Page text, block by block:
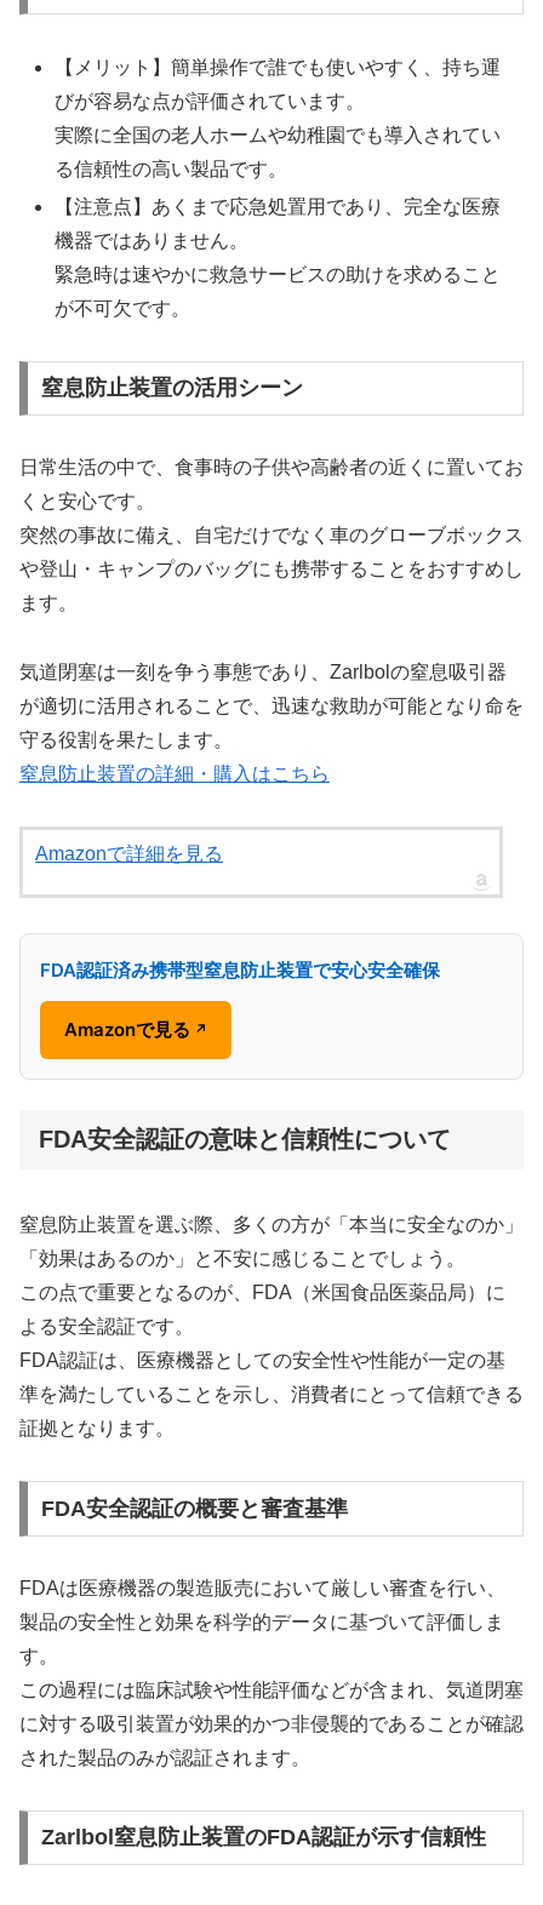
【メリット】簡単操作で誰でも使いやすく、持ち運
びが容易な点が評価されています。
実際に全国の老人ホームや幼稚園でも導入されてい
る信頼性の高い製品です。
【注意点】あくまで応急処置用であり、完全な医療
機器ではありません。
緊急時は速やかに救急サービスの助けを求めること
が不可欠です。
窒息防止装置の活用シーン
日常生活の中で、食事時の子供や高齢者の近くに置いてお
くと安心です。
突然の事故に備え、自宅だけでなく車のグローブボックス
や登山・キャンプのバッグにも携帯することをおすすめし
ます。
気道閉塞は一刻を争う事態であり、Zarlbolの窒息吸引器
が適切に活用されることで、迅速な救助が可能となり命を
守る役割を果たします。
窒息防止装置の詳細・購入はこちら
Amazonで詳細を見る
FDA認証済み携帯型窒息防止装置で安心安全確保
Amazonで見る ↗
FDA安全認証の意味と信頼性について
窒息防止装置を選ぶ際、多くの方が「本当に安全なのか」
「効果はあるのか」と不安に感じることでしょう。
この点で重要となるのが、FDA（米国食品医薬品局）に
よる安全認証です。
FDA認証は、医療機器としての安全性や性能が一定の基
準を満たしていることを示し、消費者にとって信頼できる
証拠となります。
FDA安全認証の概要と審査基準
FDAは医療機器の製造販売において厳しい審査を行い、
製品の安全性と効果を科学的データに基づいて評価しま
す。
この過程には臨床試験や性能評価などが含まれ、気道閉塞
に対する吸引装置が効果的かつ非侵襲的であることが確認
された製品のみが認証されます。
Zarlbol窒息防止装置のFDA認証が示す信頼性